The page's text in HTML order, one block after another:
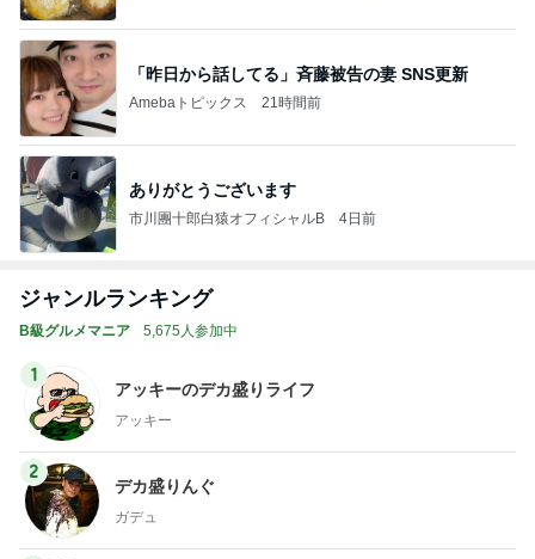
「昨日から話してる」斉藤被告の妻 SNS更新
Amebaトピックス 21時間前
ありがとうございます
市川團十郎白猿オフィシャルB 4日前
ジャンルランキング
B級グルメマニア 5,675人参加中
1
アッキーのデカ盛りライフ
アッキー
2
デカ盛りんぐ
ガデュ